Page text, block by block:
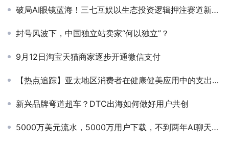
破局AI眼镜蓝海！三七互娱以生态投资逻辑押注赛道新王者
封号风波下，中国独立站卖家“何以独立”？
9月12日淘宝天猫商家逐步开通微信支付
【热点追踪】亚太地区消费者在健康健美应用中的支出增加了 35% 以上
新兴品牌弯道超车？DTC出海如何做好用户共创
5000万美元流水，5000万用户下载，不到两年AI聊天机器人再添新创意